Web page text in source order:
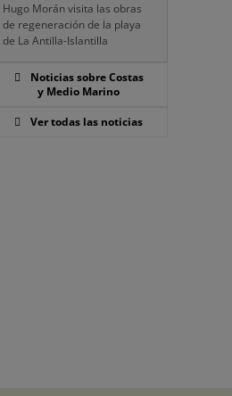
Hugo Morán visita las obras
de regeneración de la playa
de La Antilla-Islantilla
Noticias sobre Costas
y Medio Marino
Ver todas las noticias